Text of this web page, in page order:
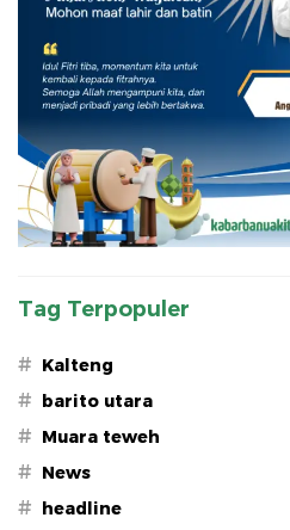
Tag Terpopuler
# Kalteng
# barito utara
# Muara teweh
# News
# headline